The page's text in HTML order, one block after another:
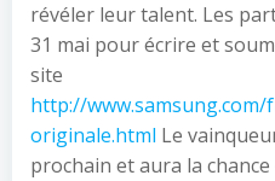
révéler leur talent. Les
31 mai pour écrire et
site
http://
originale.html Le
prochain et aura la